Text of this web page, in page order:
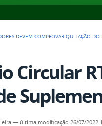
DEVEM COMPROVAR QUITAÇÃO
Circular
— última modificação 26/07/2022